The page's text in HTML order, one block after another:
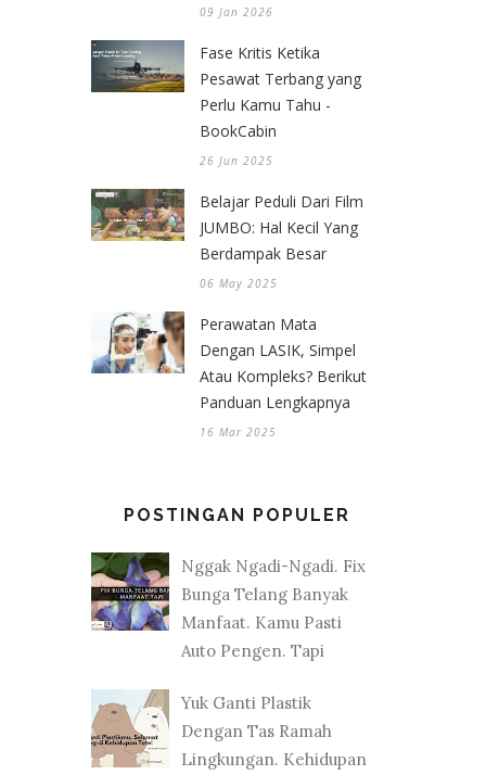
09 Jan 2026
Fase Kritis Ketika
Pesawat Terbang yang
Perlu Kamu Tahu -
BookCabin
26 Jun 2025
Belajar Peduli Dari Film
JUMBO: Hal Kecil Yang
Berdampak Besar
06 May 2025
Perawatan Mata
Dengan LASIK, Simpel
Atau Kompleks? Berikut
Panduan Lengkapnya
16 Mar 2025
POSTINGAN POPULER
Nggak Ngadi-Ngadi. Fix
Bunga Telang Banyak
Manfaat. Kamu Pasti
Auto Pengen. Tapi
Yuk Ganti Plastik
Dengan Tas Ramah
Lingkungan. Kehidupan